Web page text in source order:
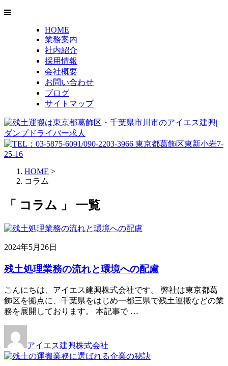
HOME
業務案内
社内紹介
採用情報
会社概要
お問い合わせ
ブログ
サイトマップ
HOME >
コラム
「 コラム 」 一覧
2024年5月26日
残土処理業務の流れと環境への配慮
こんにちは、アイエス建興株式会社です。 弊社は東京都葛
飾区を拠点に、千葉県をはじめ一都三県で残土運搬などの業
務を展開しております。 本記事で …
アイエス建興株式会社